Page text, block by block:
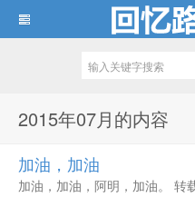
2015年07月的内容
加油，加油
加油，加油，阿明，加油。 转